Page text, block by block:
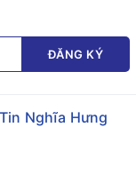
ĐĂNG KÝ
Nghĩa Hưng